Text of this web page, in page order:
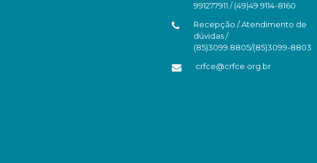
991277911 / (49)49 9114-8160
Recepção / Atendimento de
dúvidas /
(85)3099.8805/(85)3099-8803
crfce@crfce.org.br